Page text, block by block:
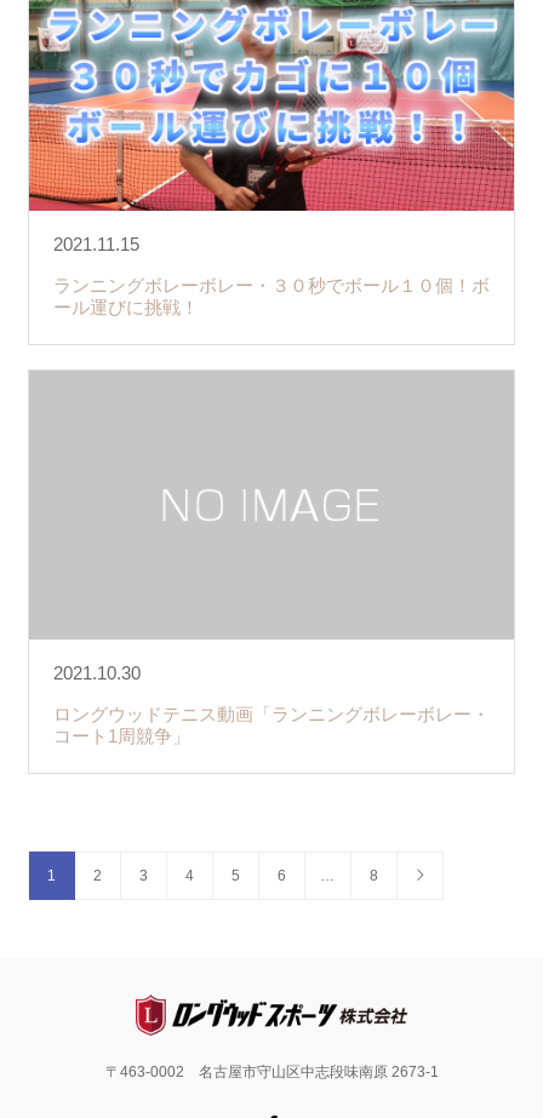
2021.11.15
ランニングボレーボレー・３０秒でボール１０個！ボ
ール運びに挑戦！
2021.10.30
ロングウッドテニス動画「ランニングボレーボレー・
コート1周競争」
1 2 3 4 5 6 8
〒463-0002 名古屋市守山区中志段味南原 2673-1